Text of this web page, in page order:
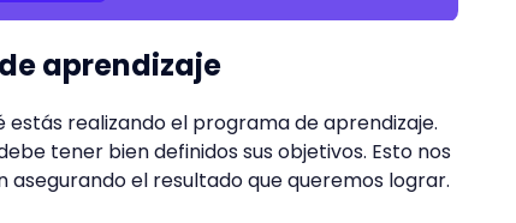
aprendizaje
realizando el programa de aprendizaje.
tener bien definidos sus objetivos. Esto nos
asegurando el resultado que queremos lograr.